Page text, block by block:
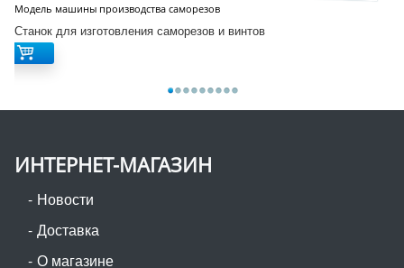
Модель машины производства саморезов
Станок для изготовления саморезов и винтов
ИНТЕРНЕТ-МАГАЗИН
Новости
Доставка
О магазине